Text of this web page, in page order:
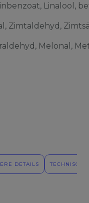
Linalool,
Zimtaldehyd,
Melonal,
DETAILS